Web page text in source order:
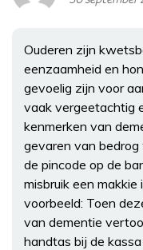
Ouderen zijn
eenzaamheid en
gevoelig zijn voor
vaak vergeetachtig
kenmerken van
gevaren van
de pincode op de
misbruik een makkie
voorbeeld: Toen
van dementie
handtas bij de